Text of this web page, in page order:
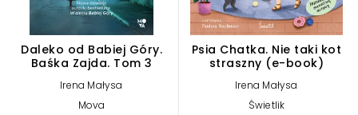
Daleko od Babiej Góry.
Baśka Zajda. Tom 3
Irena Małysa
Mova
Psia Chatka. Nie taki kot
straszny (e-book)
Irena Małysa
Świetlik